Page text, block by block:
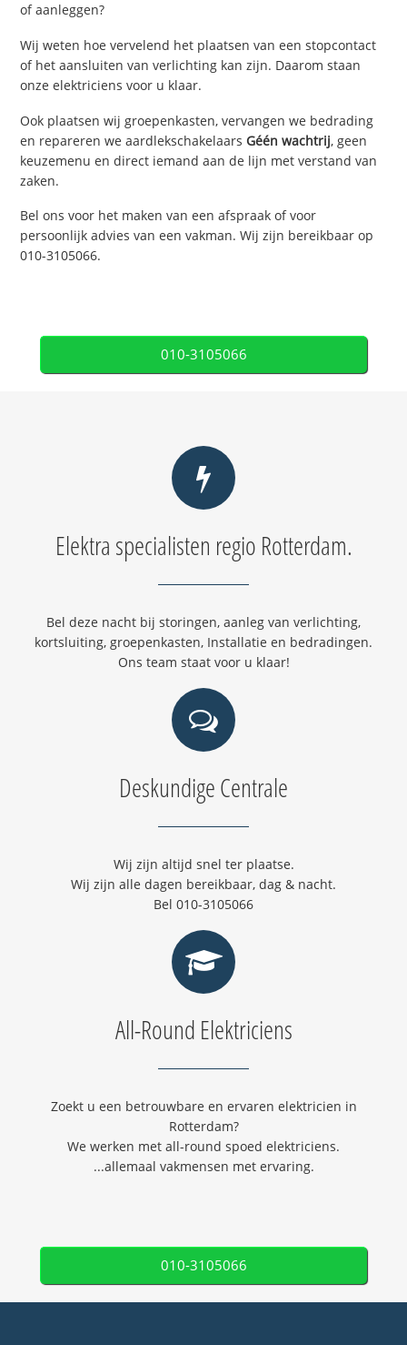
of aanleggen?
Wij weten hoe vervelend het plaatsen van een stopcontact
of het aansluiten van verlichting kan zijn. Daarom staan
onze elektriciens voor u klaar.
Ook plaatsen wij groepenkasten, vervangen we bedrading
en repareren we aardlekschakelaars Géén wachtrij, geen
keuzemenu en direct iemand aan de lijn met verstand van
zaken.
Bel ons voor het maken van een afspraak of voor
persoonlijk advies van een vakman. Wij zijn bereikbaar op
010-3105066.
010-3105066
Elektra specialisten regio Rotterdam.
Bel deze nacht bij storingen, aanleg van verlichting,
kortsluiting, groepenkasten, Installatie en bedradingen.
Ons team staat voor u klaar!
Deskundige Centrale
Wij zijn altijd snel ter plaatse.
Wij zijn alle dagen bereikbaar, dag & nacht.
Bel 010-3105066
All-Round Elektriciens
Zoekt u een betrouwbare en ervaren elektricien in
Rotterdam?
We werken met all-round spoed elektriciens.
...allemaal vakmensen met ervaring.
010-3105066